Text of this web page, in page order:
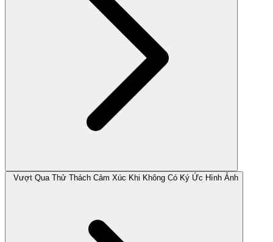
Vượt Qua Thử Thách Cảm Xúc Khi Không Có Ký Ức Hình Ảnh